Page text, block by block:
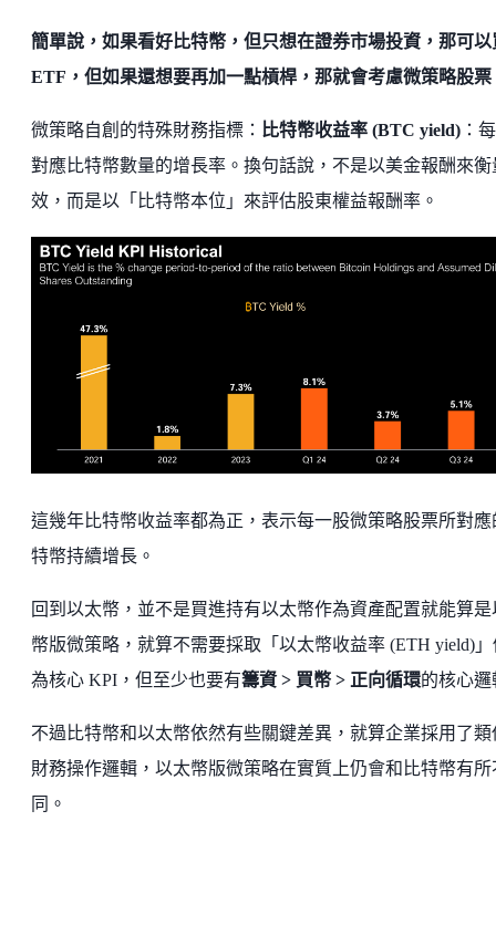
簡單說，如果看好比特幣，但只想在證券市場投資，那可以
ETF，但如果還想要再加一點槓桿，那就會考慮微策略股票
微策略自創的特殊財務指標： 比特幣收益率 (BTC yield) ：
對應比特幣數量的增長率。換句話說，不是以美金報酬來衡
效，而是以「比特幣本位」來評估股東權益報酬率。
這幾年比特幣收益率都為正，表示每一股微策略股票所對應
特幣持續增長。
回到以太幣，並不是買進持有以太幣作為資產配置就能算是
幣版微策略，就算不需要採取「以太幣收益率 (ETH yield)」
為核心 KPI，但至少也要有籌資 > 買幣 > 正向循環的核心邏
不過比特幣和以太幣依然有些關鍵差異，就算企業採用了類
財務操作邏輯，以太幣版微策略在實質上仍會和比特幣有所
同。